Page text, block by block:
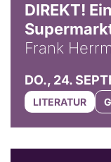
DIREKT!
Frank
DO., 24.
LITERATUR